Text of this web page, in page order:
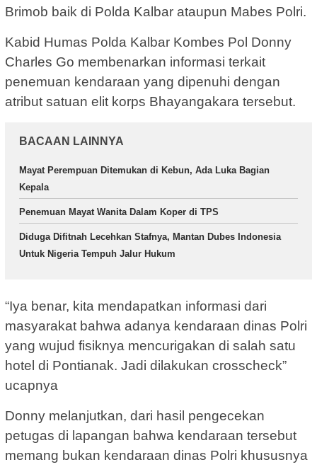
Brimob baik di Polda Kalbar ataupun Mabes Polri.
Kabid Humas Polda Kalbar Kombes Pol Donny
Charles Go membenarkan informasi terkait
penemuan kendaraan yang dipenuhi dengan
atribut satuan elit korps Bhayangakara tersebut.
BACAAN LAINNYA
Mayat Perempuan Ditemukan di Kebun, Ada Luka Bagian
Kepala
Penemuan Mayat Wanita Dalam Koper di TPS
Diduga Difitnah Lecehkan Stafnya, Mantan Dubes Indonesia
Untuk Nigeria Tempuh Jalur Hukum
“Iya benar, kita mendapatkan informasi dari
masyarakat bahwa adanya kendaraan dinas Polri
yang wujud fisiknya mencurigakan di salah satu
hotel di Pontianak. Jadi dilakukan crosscheck”
ucapnya
Donny melanjutkan, dari hasil pengecekan
petugas di lapangan bahwa kendaraan tersebut
memang bukan kendaraan dinas Polri khususnya